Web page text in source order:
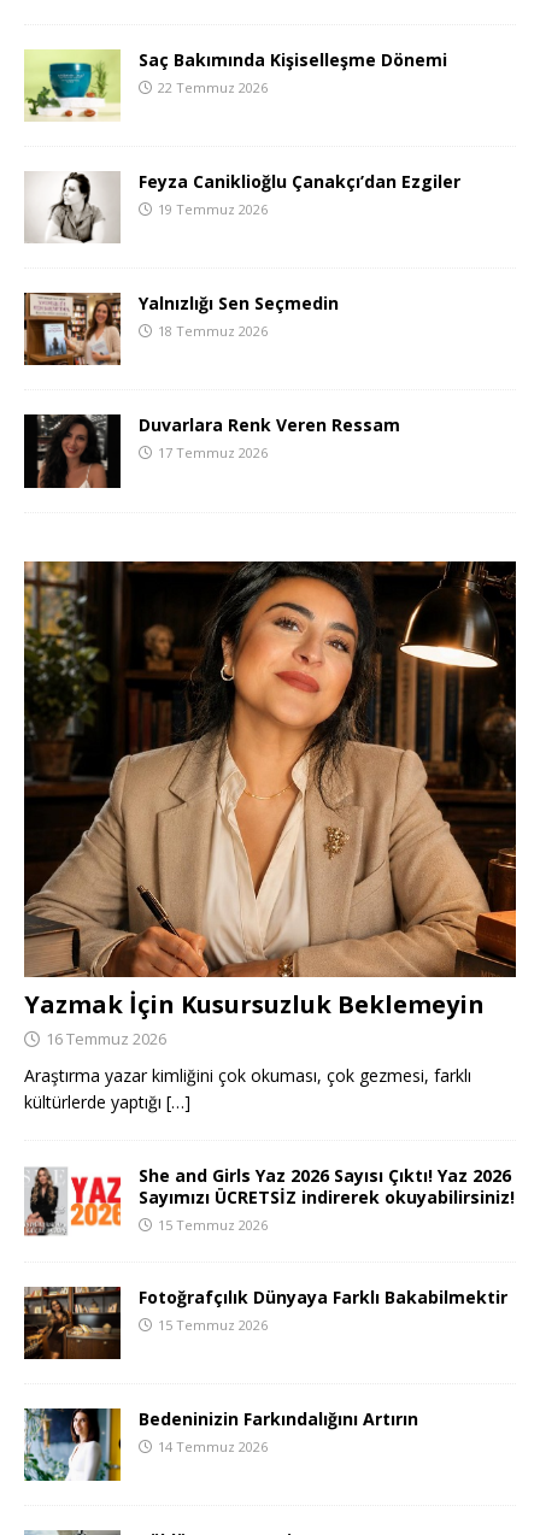
Saç Bakımında Kişiselleşme Dönemi
22 Temmuz 2026
Feyza Caniklioğlu Çanakçı’dan Ezgiler
19 Temmuz 2026
Yalnızlığı Sen Seçmedin
18 Temmuz 2026
Duvarlara Renk Veren Ressam
17 Temmuz 2026
Yazmak İçin Kusursuzluk Beklemeyin
16 Temmuz 2026
Araştırma yazar kimliğini çok okuması, çok gezmesi, farklı
kültürlerde yaptığı […]
She and Girls Yaz 2026 Sayısı Çıktı! Yaz 2026
Sayımızı ÜCRETSİZ indirerek okuyabilirsiniz!
15 Temmuz 2026
Fotoğrafçılık Dünyaya Farklı Bakabilmektir
15 Temmuz 2026
Bedeninizin Farkındalığını Artırın
14 Temmuz 2026